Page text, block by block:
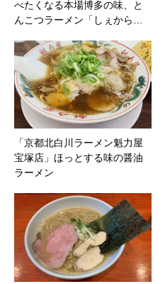
べたくなる本場博多の味、と
んこつラーメン「しぇから…
「京都北白川ラーメン魁力屋
宝塚店」ほっとする味の醤油
ラーメン